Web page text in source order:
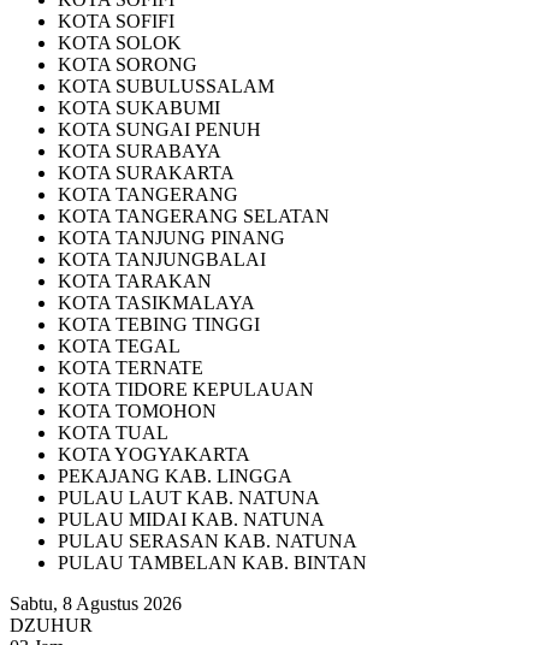
KOTA SOFIFI
KOTA SOLOK
KOTA SORONG
KOTA SUBULUSSALAM
KOTA SUKABUMI
KOTA SUNGAI PENUH
KOTA SURABAYA
KOTA SURAKARTA
KOTA TANGERANG
KOTA TANGERANG SELATAN
KOTA TANJUNG PINANG
KOTA TANJUNGBALAI
KOTA TARAKAN
KOTA TASIKMALAYA
KOTA TEBING TINGGI
KOTA TEGAL
KOTA TERNATE
KOTA TIDORE KEPULAUAN
KOTA TOMOHON
KOTA TUAL
KOTA YOGYAKARTA
PEKAJANG KAB. LINGGA
PULAU LAUT KAB. NATUNA
PULAU MIDAI KAB. NATUNA
PULAU SERASAN KAB. NATUNA
PULAU TAMBELAN KAB. BINTAN
Sabtu, 8 Agustus 2026
DZUHUR